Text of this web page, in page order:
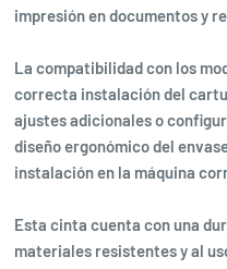
impresión en documentos y
La compatibilidad con los
correcta instalación del
ajustes adicionales o
diseño ergonómico del
instalación en la máquina
Esta cinta cuenta con una
materiales resistentes y al